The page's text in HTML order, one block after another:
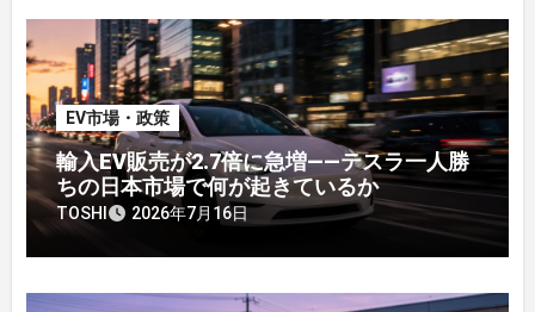
EV市場・政策
輸入EV販売が2.7倍に急増——テスラ一人勝
ちの日本市場で何が起きているか
TOSHI 2026年7月16日